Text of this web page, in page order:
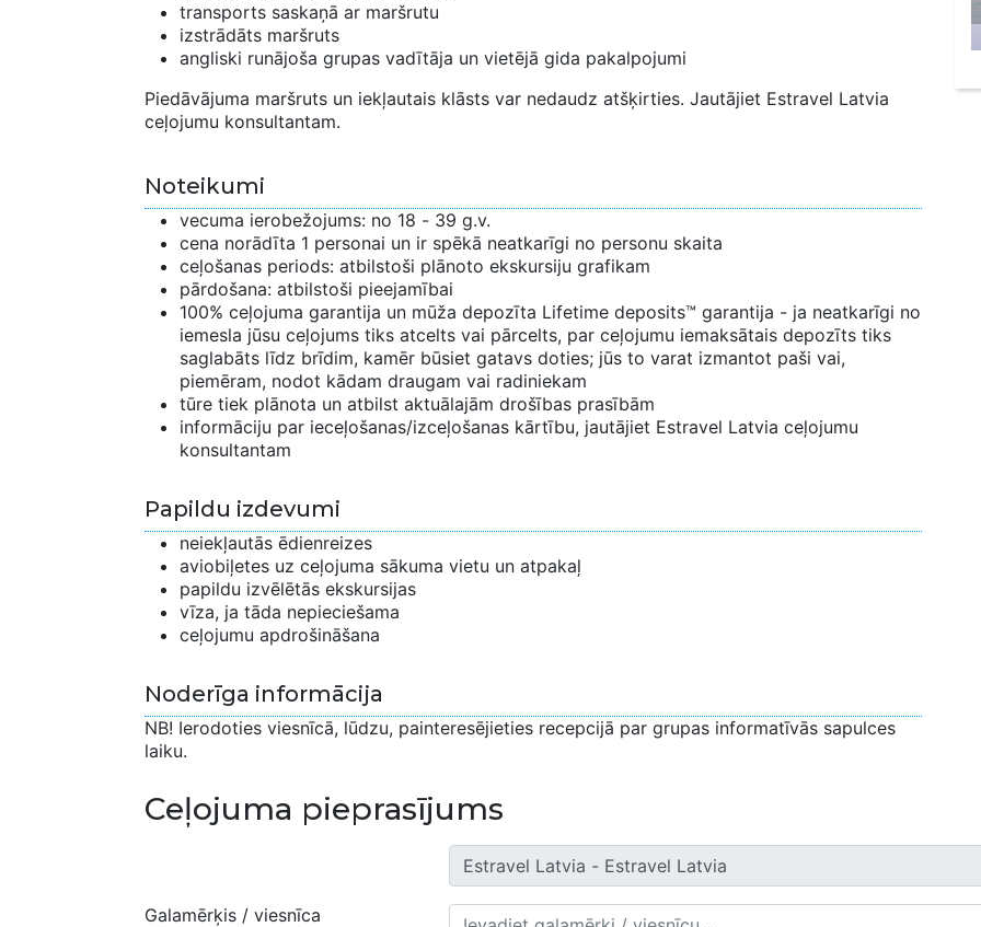
transports saskaņā ar maršrutu
izstrādāts maršruts
angliski runājoša grupas vadītāja un vietējā gida pakalpojumi
Piedāvājuma maršruts un iekļautais klāsts var nedaudz atšķirties. Jautājiet Estravel Latvia
ceļojumu konsultantam.
Noteikumi
vecuma ierobežojums: no 18 - 39 g.v.
cena norādīta 1 personai un ir spēkā neatkarīgi no personu skaita
ceļošanas periods: atbilstoši plānoto ekskursiju grafikam
pārdošana: atbilstoši pieejamībai
100% ceļojuma garantija un mūža depozīta Lifetime deposits™ garantija - ja neatkarīgi no
iemesla jūsu ceļojums tiks atcelts vai pārcelts, par ceļojumu iemaksātais depozīts tiks
saglabāts līdz brīdim, kamēr būsiet gatavs doties; jūs to varat izmantot paši vai,
piemēram, nodot kādam draugam vai radiniekam
tūre tiek plānota un atbilst aktuālajām drošības prasībām
informāciju par ieceļošanas/izceļošanas kārtību, jautājiet Estravel Latvia ceļojumu
konsultantam
Papildu izdevumi
neiekļautās ēdienreizes
aviobiļetes uz ceļojuma sākuma vietu un atpakaļ
papildu izvēlētās ekskursijas
vīza, ja tāda nepieciešama
ceļojumu apdrošināšana
Noderīga informācija
NB! Ierodoties viesnīcā, lūdzu, painteresējieties recepcijā par grupas informatīvās sapulces
laiku.
Ceļojuma pieprasījums
Galamērķis / viesnīca